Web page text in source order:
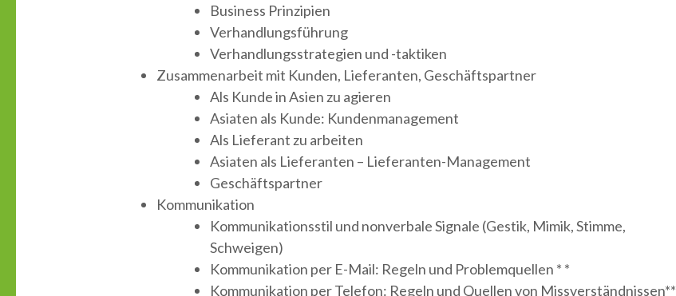
Business Prinzipien
Verhandlungsführung
Verhandlungsstrategien und -taktiken
Zusammenarbeit mit Kunden, Lieferanten, Geschäftspartner
Als Kunde in Asien zu agieren
Asiaten als Kunde: Kundenmanagement
Als Lieferant zu arbeiten
Asiaten als Lieferanten – Lieferanten-Management
Geschäftspartner
Kommunikation
Kommunikationsstil und nonverbale Signale (Gestik, Mimik, Stimme,
Schweigen)
Kommunikation per E-Mail: Regeln und Problemquellen * *
Kommunikation per Telefon: Regeln und Quellen von Missverständnissen**